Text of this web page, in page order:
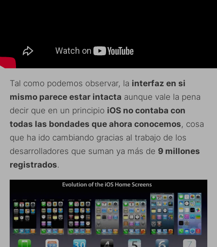
Tal como podemos observar, la interfaz en si
mismo parece estar intacta aunque vale la pena
decir que en un principio iOS no contaba con
todas las bondades que ahora conocemos, cosa
que ha ido cambiando gracias al trabajo de los
desarrolladores que suman ya más de 9 millones
registrados.